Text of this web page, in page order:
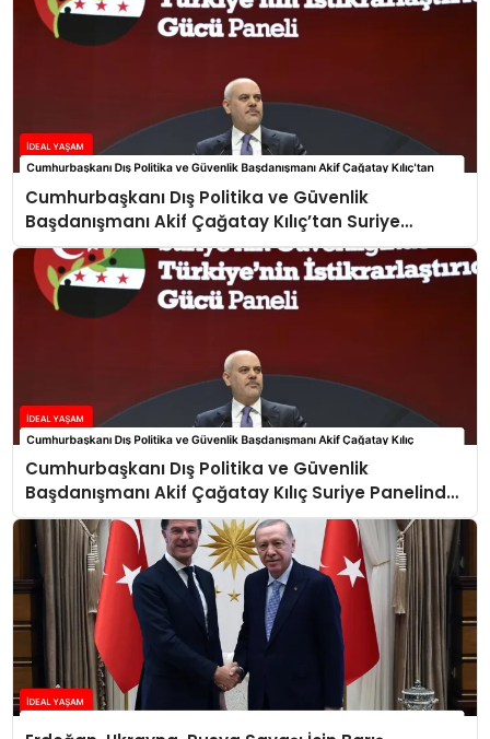
Cumhurbaşkanı Dış Politika ve Güvenlik
Başdanışmanı Akif Çağatay Kılıç’tan Suriye
Panelinde Önemli Açıklamalar
Cumhurbaşkanı Dış Politika ve Güvenlik
Başdanışmanı Akif Çağatay Kılıç Suriye Panelinde
Konuştu